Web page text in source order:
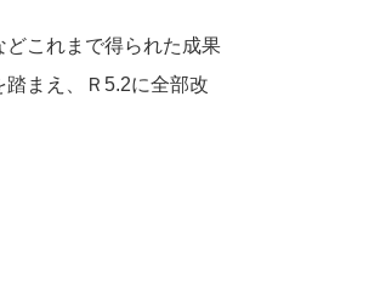
これまで得られた成果
まえ、Ｒ5.2に全部改